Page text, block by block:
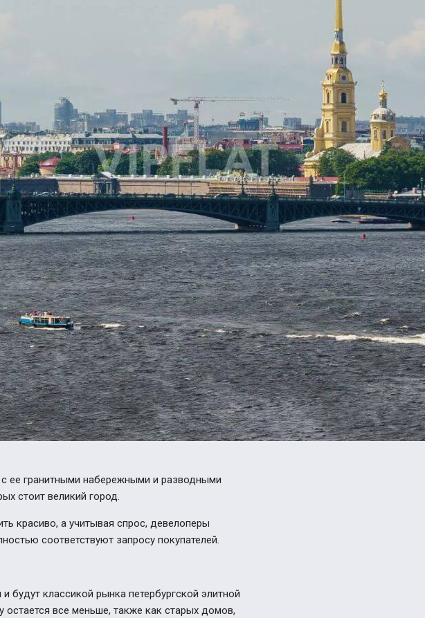
ее гранитными набережными и разводными
стоит великий город.
красиво, а учитывая спрос, девелоперы
соответствуют запросу покупателей.
классикой рынка петербургской элитной
все меньше, также как старых домов,